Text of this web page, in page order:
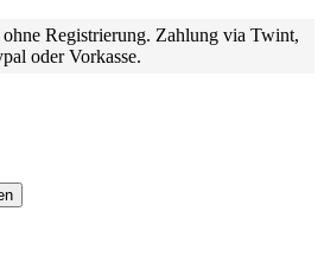
Registrierung. Zahlung via Twint,
oder Vorkasse.